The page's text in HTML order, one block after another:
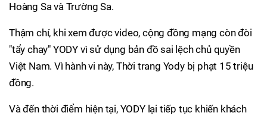
Hoàng Sa và Trường Sa.
Thậm chí, khi xem được video, cộng đồng mạng còn đòi
"tẩy chay" YODY vì sử dụng bản đồ sai lệch chủ quyền
Việt Nam. Vì hành vi này, Thời trang Yody bị phạt 15 triệu
đồng.
Và đến thời điểm hiện tại, YODY lại tiếp tục khiến khách